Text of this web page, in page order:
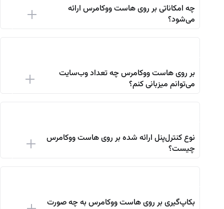
چه امکاناتی بر روی هاست ووکامرس ارائه
می‌شود؟
بر روی هاست ووکامرس چه تعداد وب‌سایت
می‌توانم میزبانی کنم؟
نوع کنترل‌پنل ارائه شده بر روی هاست ووکامرس
چیست؟
بکاپ‌گیری بر روی هاست ووکامرس به چه صورت